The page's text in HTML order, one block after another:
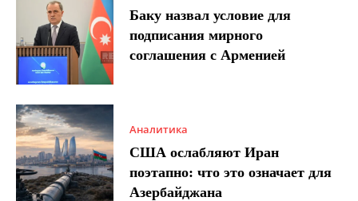
Баку назвал условие для
подписания мирного
соглашения с Арменией
Аналитика
США ослабляют Иран
поэтапно: что это означает для
Азербайджана